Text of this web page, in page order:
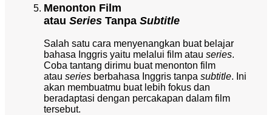
Menonton Film
atau Series Tanpa Subtitle
Salah satu cara menyenangkan buat belajar
bahasa Inggris yaitu melalui film atau series.
Coba tantang dirimu buat menonton film
atau series berbahasa Inggris tanpa subtitle. Ini
akan membuatmu buat lebih fokus dan
beradaptasi dengan percakapan dalam film
tersebut.